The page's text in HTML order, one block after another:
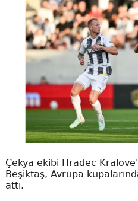
Çekya ekibi Hradec
Beşiktaş, Avrupa
attı.